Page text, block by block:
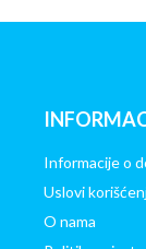
Informacije o
Uslovi
O nama